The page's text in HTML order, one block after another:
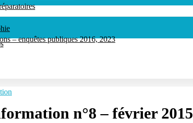
– enquêtes publiques 2016, 2023
n°8 – février 2015